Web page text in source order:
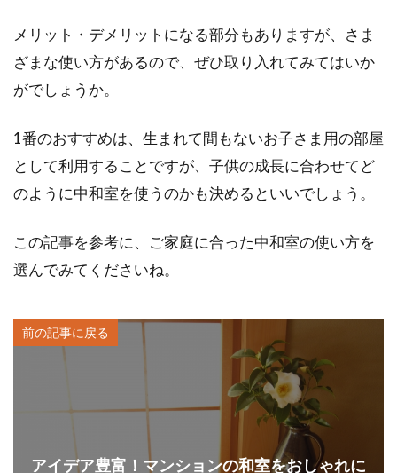
メリット・デメリットになる部分もありますが、さま
ざまな使い方があるので、ぜひ取り入れてみてはいか
がでしょうか。
1番のおすすめは、生まれて間もないお子さま用の部屋
として利用することですが、子供の成長に合わせてど
のように中和室を使うのかも決めるといいでしょう。
この記事を参考に、ご家庭に合った中和室の使い方を
選んでみてくださいね。
前の記事に戻る
アイデア豊富！マンションの和室をおしゃれに